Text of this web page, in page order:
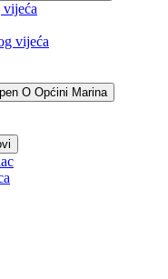
vijeća
vijeća
O Općini Marina